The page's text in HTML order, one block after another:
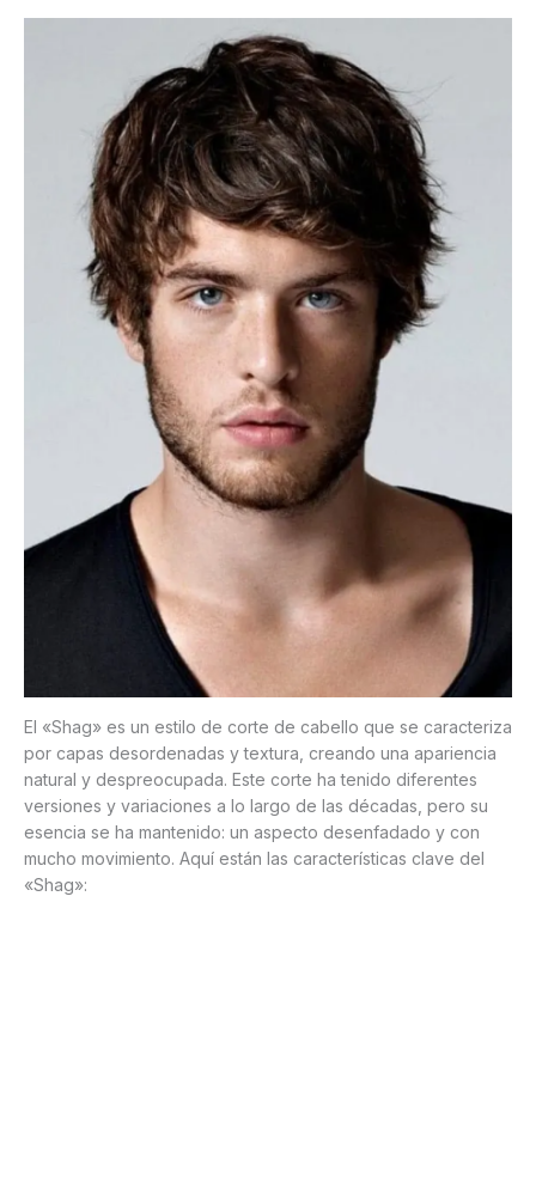
El «Shag» es un estilo de corte de cabello que se caracteriza
por capas desordenadas y textura, creando una apariencia
natural y despreocupada. Este corte ha tenido diferentes
versiones y variaciones a lo largo de las décadas, pero su
esencia se ha mantenido: un aspecto desenfadado y con
mucho movimiento. Aquí están las características clave del
«Shag»: